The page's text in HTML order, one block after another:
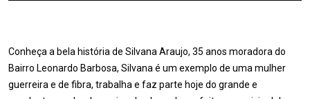
Conheça a bela história de Silvana Araujo, 35 anos moradora do
Bairro Leonardo Barbosa, Silvana é um exemplo de uma mulher
guerreira e de fibra, trabalha e faz parte hoje do grande e